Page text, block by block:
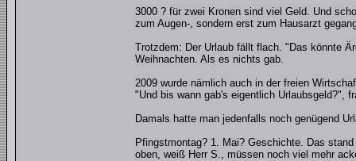
3000 ? für zwei Kronen sind viel Geld. Und
zum Augen-, sondern erst zum Hausarzt
Trotzdem: Der Urlaub fällt flach. "Das könnte
Weihnachten. Als es nichts gab.
2009 wurde nämlich auch in der freien
"Und bis wann gab's eigentlich Urlaubsgeld?",
Damals hatte man jedenfalls noch genügend
Pfingstmontag? 1. Mai? Geschichte. Das
oben, weiß Herr S., müssen noch viel mehr